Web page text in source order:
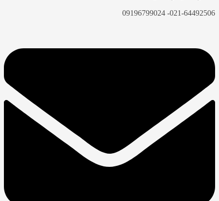
021-64492506-